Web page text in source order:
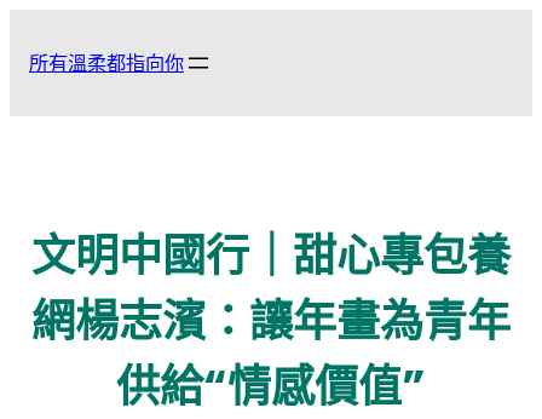
所有溫柔都指向你
文明中國行｜甜心專包養
網楊志濱：讓年畫為青年
供給“情感價值”